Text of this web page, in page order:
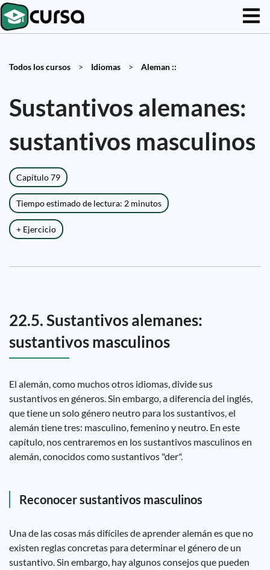
Todos los cursos > Idiomas > Aleman ::
Sustantivos alemanes:
sustantivos masculinos
Capítulo 79
Tiempo estimado de lectura: 2 minutos
+ Ejercicio
22.5. Sustantivos alemanes:
sustantivos masculinos
El alemán, como muchos otros idiomas, divide sus
sustantivos en géneros. Sin embargo, a diferencia del inglés,
que tiene un solo género neutro para los sustantivos, el
alemán tiene tres: masculino, femenino y neutro. En este
capítulo, nos centraremos en los sustantivos masculinos en
alemán, conocidos como sustantivos "der".
Reconocer sustantivos masculinos
Una de las cosas más difíciles de aprender alemán es que no
existen reglas concretas para determinar el género de un
sustantivo. Sin embargo, hay algunos consejos que pueden